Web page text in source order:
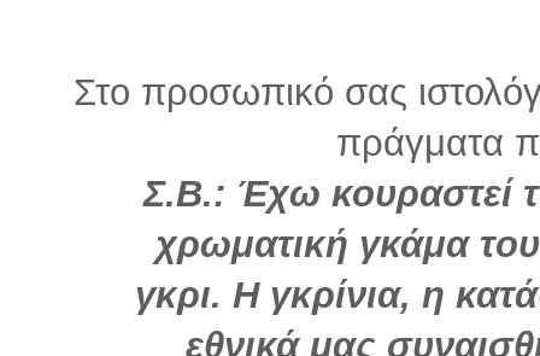
Στο προσωπικό σας
πράγματα
Σ.Β.: Έχω κουραστεί
χρωματική γκάμα
γκρι. Η γκρίνια, η
εθνικά μας